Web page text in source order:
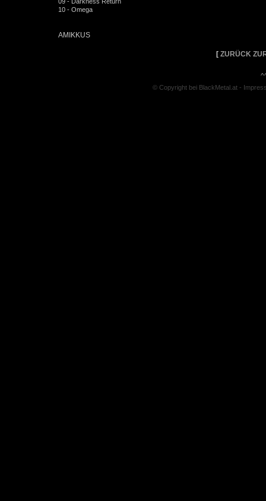
10 - Omega
AMIKKUS
[ ZURÜCK
© Copyright bei BlackMetal.at -